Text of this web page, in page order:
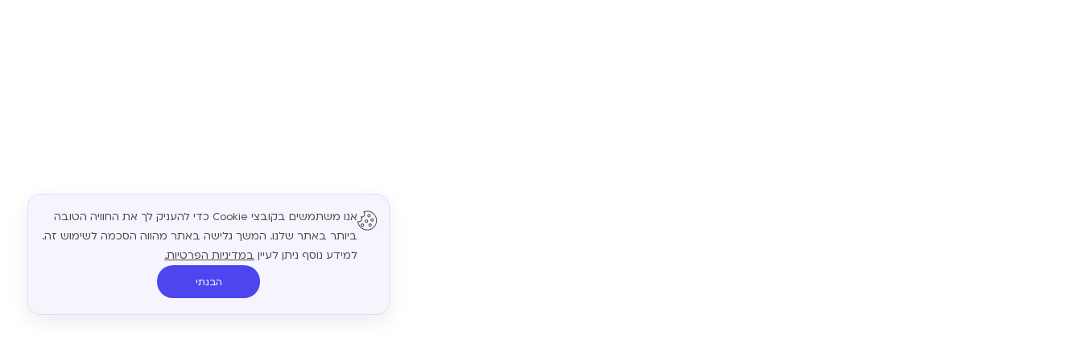
אנו משתמשים בקובצי Cookie כדי להעניק לך את החוויה הטובה
ביותר באתר שלנו. המשך גלישה באתר מהווה הסכמה לשימוש זה.
למידע נוסף ניתן לעיין במדיניות הפרטיות.
הבנתי